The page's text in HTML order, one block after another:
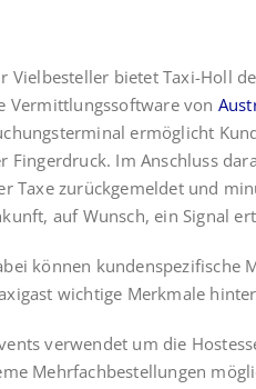
Vielbesteller bietet Taxi-Holl
Vermittlungssoftware von
ermöglicht
Fingerdruck. Im Anschluss
Taxe zurückgemeldet und
auf Wunsch, ein Signal
können kundenspezifische
wichtige Merkmale
verwendet um die
Mehrfachbestellungen